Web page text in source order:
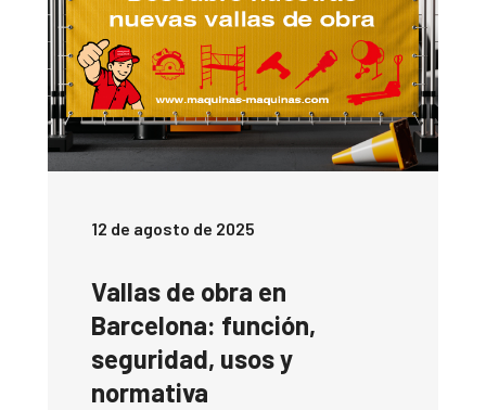
12 de agosto de 2025
Vallas de obra en
Barcelona: función,
seguridad, usos y
normativa